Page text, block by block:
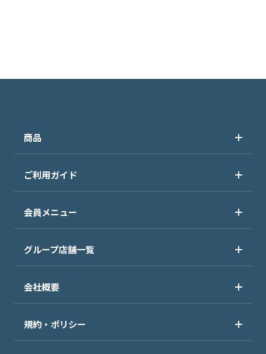
商品
ご利用ガイド
会員メニュー
グループ店舗一覧
会社概要
規約・ポリシー